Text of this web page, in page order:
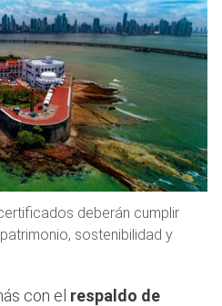
deberán cumplir
sostenibilidad y
con el respaldo de